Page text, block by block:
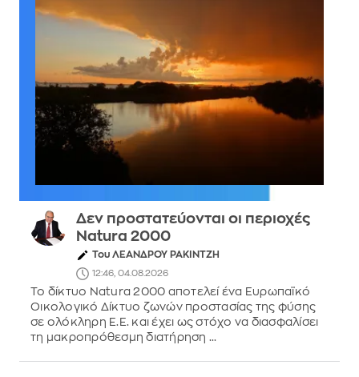
Δεν προστατεύονται οι περιοχές
Natura 2000
Του ΛΕΑΝΔΡΟΥ ΡΑΚΙΝΤΖΗ
12:46, 04.08.2026
Το δίκτυο Natura 2000 αποτελεί ένα Ευρωπαϊκό
Οικολογικό Δίκτυο ζωνών προστασίας της φύσης
σε ολόκληρη Ε.Ε. και έχει ως στόχο να διασφαλίσει
τη μακροπρόθεσμη διατήρηση ...